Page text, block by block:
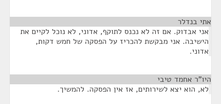
אתי בנדלר
אני אבדוק. אם זה לא נכנס לתוקף, אדוני, לא נוכל לקיים את
הישיבה. אני מבקשת להכריז על הפסקה של חמש דקות,
אדוני.
היו"ר אחמד טיבי
לא, הוא יצא לשירותים, אז אין הפסקה. להמשיך.